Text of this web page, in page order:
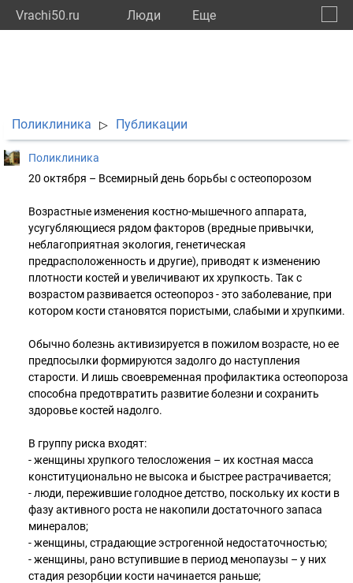
Vrachi50.ru Люди Eще
Поликлиника ▷ Публикации
Поликлиника
20 октября – Всемирный день борьбы с остеопорозом
Возрастные изменения костно-мышечного аппарата,
усугубляющиеся рядом факторов (вредные привычки,
неблагоприятная экология, генетическая
предрасположенность и другие), приводят к изменению
плотности костей и увеличивают их хрупкость. Так с
возрастом развивается остеопороз - это заболевание, при
котором кости становятся пористыми, слабыми и хрупкими.
Обычно болезнь активизируется в пожилом возрасте, но ее
предпосылки формируются задолго до наступления
старости. И лишь своевременная профилактика остеопороза
способна предотвратить развитие болезни и сохранить
здоровье костей надолго.
В группу риска входят:
- женщины хрупкого телосложения – их костная масса
конституционально не высока и быстрее растрачивается;
- люди, пережившие голодное детство, поскольку их кости в
фазу активного роста не накопили достаточного запаса
минералов;
- женщины, страдающие эстрогенной недостаточностью;
- женщины, рано вступившие в период менопаузы – у них
стадия резорбции кости начинается раньше;